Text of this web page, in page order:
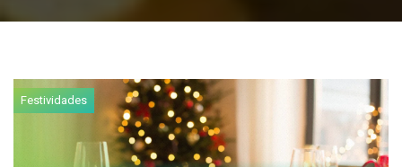
Festividades